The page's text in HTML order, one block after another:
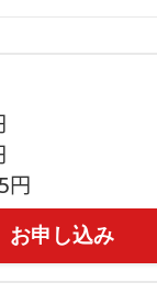
プリケーション「
事はありません。
】
円
お申し込み